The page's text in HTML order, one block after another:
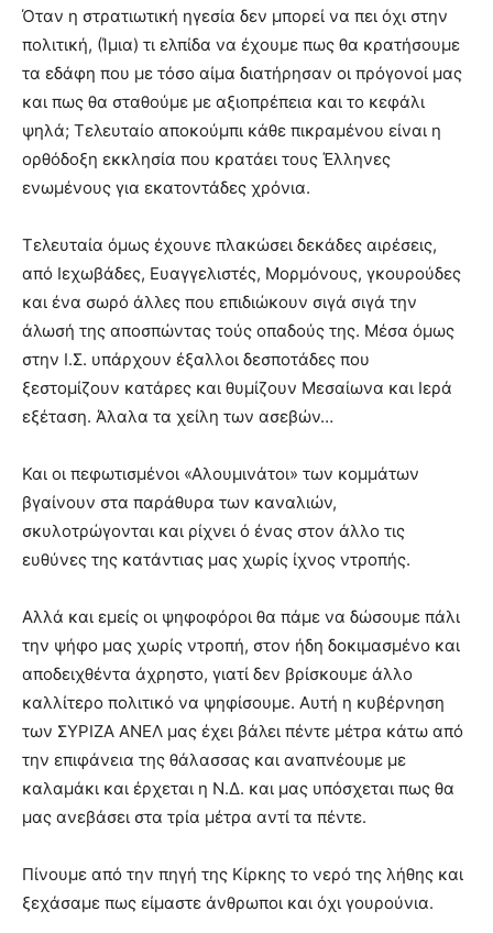
Όταν η στρατιωτική ηγεσία δεν μπορεί να πει όχι στην
πολιτική, (Ίμια) τι ελπίδα να έχουμε πως θα κρατήσουμε
τα εδάφη που με τόσο αίμα διατήρησαν οι πρόγονοί μας
και πως θα σταθούμε με αξιοπρέπεια και το κεφάλι
ψηλά; Τελευταίο αποκούμπι κάθε πικραμένου είναι η
ορθόδοξη εκκλησία που κρατάει τους Έλληνες
ενωμένους για εκατοντάδες χρόνια.
Τελευταία όμως έχουνε πλακώσει δεκάδες αιρέσεις,
από Ιεχωβάδες, Ευαγγελιστές, Μορμόνους, γκουρούδες
και ένα σωρό άλλες που επιδιώκουν σιγά σιγά την
άλωσή της αποσπώντας τούς οπαδούς της. Μέσα όμως
στην Ι.Σ. υπάρχουν έξαλλοι δεσποτάδες που
ξεστομίζουν κατάρες και θυμίζουν Μεσαίωνα και Ιερά
εξέταση. Άλαλα τα χείλη των ασεβών…
Και οι πεφωτισμένοι «Αλουμινάτοι» των κομμάτων
βγαίνουν στα παράθυρα των καναλιών,
σκυλοτρώγονται και ρίχνει ό ένας στον άλλο τις
ευθύνες της κατάντιας μας χωρίς ίχνος ντροπής.
Αλλά και εμείς οι ψηφοφόροι θα πάμε να δώσουμε πάλι
την ψήφο μας χωρίς ντροπή, στον ήδη δοκιμασμένο και
αποδειχθέντα άχρηστο, γιατί δεν βρίσκουμε άλλο
καλλίτερο πολιτικό να ψηφίσουμε. Αυτή η κυβέρνηση
των ΣΥΡΙΖΑ ΑΝΕΛ μας έχει βάλει πέντε μέτρα κάτω από
την επιφάνεια της θάλασσας και αναπνέουμε με
καλαμάκι και έρχεται η Ν.Δ. και μας υπόσχεται πως θα
μας ανεβάσει στα τρία μέτρα αντί τα πέντε.
Πίνουμε από την πηγή της Κίρκης το νερό της λήθης και
ξεχάσαμε πως είμαστε άνθρωποι και όχι γουρούνια.